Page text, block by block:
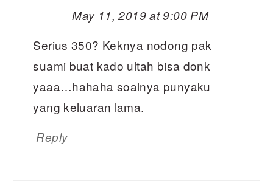
May 11, 2019 at 9:00 PM
Serius 350? Keknya nodong pak
suami buat kado ultah bisa donk
yaaa…hahaha soalnya punyaku
yang keluaran lama.
Reply